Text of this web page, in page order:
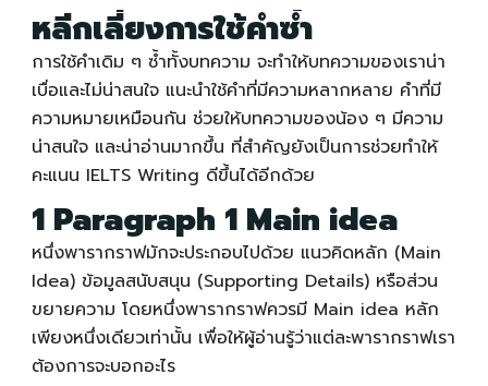
หลีกเลี่ยงการใช้คำซ้ำ
การใช้คำเดิม ๆ ซ้ำทั้งบทความ จะทำให้บทความของเราน่า
เบื่อและไม่น่าสนใจ แนะนำใช้คำที่มีความหลากหลาย คำที่มี
ความหมายเหมือนกัน ช่วยให้บทความของน้อง ๆ มีความ
น่าสนใจ และน่าอ่านมากขึ้น ที่สำคัญยังเป็นการช่วยทำให้
คะแนน IELTS Writing ดีขึ้นได้อีกด้วย
1 Paragraph 1 Main idea
หนึ่งพารากราฟมักจะประกอบไปด้วย แนวคิดหลัก (Main
Idea) ข้อมูลสนับสนุน (Supporting Details) หรือส่วน
ขยายความ โดยหนึ่งพารากราฟควรมี Main idea หลัก
เพียงหนึ่งเดียวเท่านั้น เพื่อให้ผู้อ่านรู้ว่าแต่ละพารากราฟเรา
ต้องการจะบอกอะไร